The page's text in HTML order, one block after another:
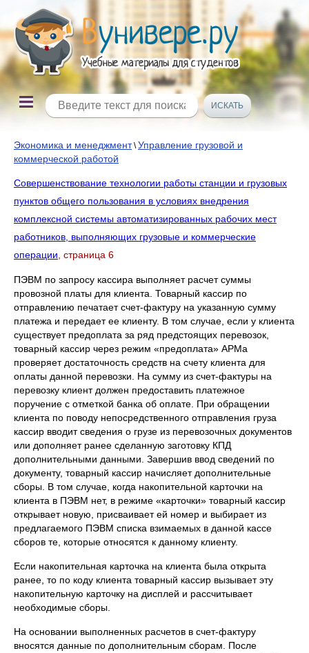
Экономика и менеджмент\Управление грузовой и
коммерческой работой
Совершенствование технологии работы станции и грузовых
пунктов общего пользования в условиях внедрения
комплексной системы автоматизированных рабочих мест
работников, выполняющих грузовые и коммерческие
операции , страница 6
ПЭВМ по запросу кассира выполняет расчет суммы
провозной платы для клиента. Товарный кассир по
отправлению печатает счет-фактуру на указанную сумму
платежа и передает ее клиенту. В том случае, если у клиента
существует предоплата за ряд предстоящих перевозок,
товарный кассир через режим «предоплата» АРМа
проверяет достаточность средств на счету клиента для
оплаты данной перевозки. На сумму из счет-фактуры на
перевозку клиент должен предоставить платежное
поручение с отметкой банка об оплате. При обращении
клиента по поводу непосредственного отправления груза
кассир вводит сведения о грузе из перевозочных документов
или дополняет ранее сделанную заготовку КПД
дополнительными данными. Завершив ввод сведений по
документу, товарный кассир начисляет дополнительные
сборы. В том случае, когда накопительной карточки на
клиента в ПЭВМ нет, в режиме «карточки» товарный кассир
открывает новую, присваивает ей номер и выбирает из
предлагаемого ПЭВМ списка взимаемых в данной кассе
сборов те, которые относятся к данному клиенту.
Если накопительная карточка на клиента была открыта
ранее, то по коду клиента товарный кассир вызывает эту
накопительную карточку на дисплей и рассчитывает
необходимые сборы.
На основании выполненных расчетов в счет-фактуру
вносятся данные по дополнительным сборам. После